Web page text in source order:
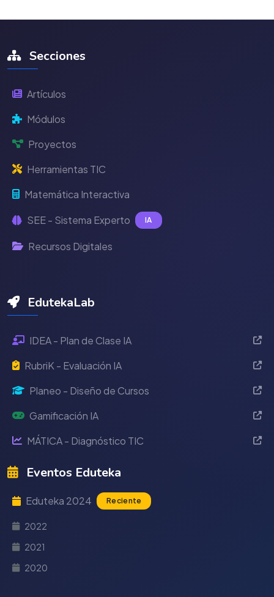
Secciones
Artículos
Módulos
Proyectos
Herramientas TIC
Matemática Interactiva
SEE - Sistema Experto IA
Recursos Digitales
EdutekaLab
IDEA - Plan de Clase IA
RubriK - Evaluación IA
Planeo - Diseño de Cursos
Gamificación IA
MÁTICA - Diagnóstico TIC
Eventos Eduteka
Eduteka 2024 Reciente
2022
2021
2020